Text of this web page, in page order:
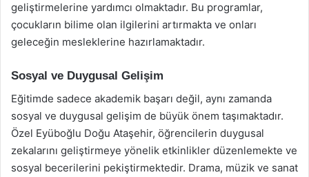
geliştirmelerine yardımcı olmaktadır. Bu programlar,
çocukların bilime olan ilgilerini artırmakta ve onları
geleceğin mesleklerine hazırlamaktadır.
Sosyal ve Duygusal Gelişim
Eğitimde sadece akademik başarı değil, aynı zamanda
sosyal ve duygusal gelişim de büyük önem taşımaktadır.
Özel Eyüboğlu Doğu Ataşehir, öğrencilerin duygusal
zekalarını geliştirmeye yönelik etkinlikler düzenlemekte ve
sosyal becerilerini pekiştirmektedir. Drama, müzik ve sanat